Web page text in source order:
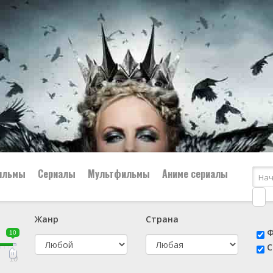
👨‍✈️ Военный
🕵️‍♂️ Детектив
Сериалы Мультфильмы Аниме сериалы
10
10
Жанр
Страна